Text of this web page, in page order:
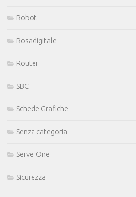
Robot
Rosadigitale
Router
SBC
Schede Grafiche
Senza categoria
ServerOne
Sicurezza